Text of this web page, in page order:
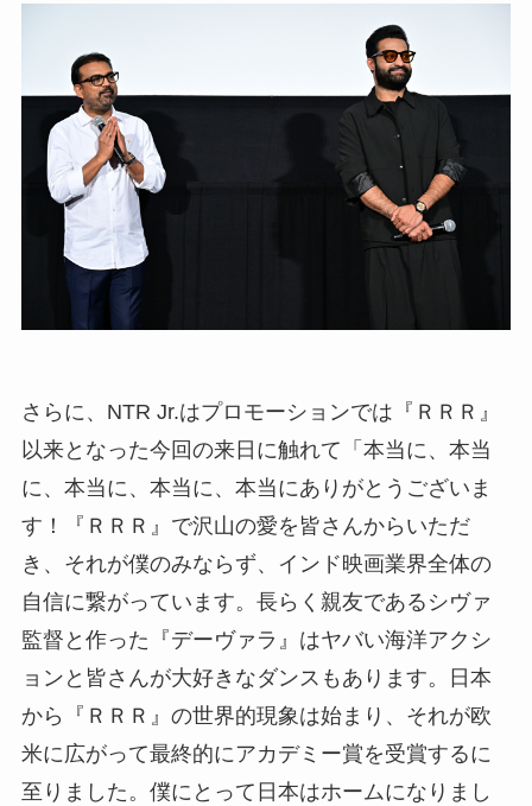
さらに、NTR Jr.はプロモーションでは『ＲＲＲ』
以来となった今回の来日に触れて「本当に、本当
に、本当に、本当に、本当にありがとうございま
す！『ＲＲＲ』で沢山の愛を皆さんからいただ
き、それが僕のみならず、インド映画業界全体の
自信に繋がっています。長らく親友であるシヴァ
監督と作った『デーヴァラ』はヤバい海洋アクシ
ョンと皆さんが大好きなダンスもあります。日本
から『ＲＲＲ』の世界的現象は始まり、それが欧
米に広がって最終的にアカデミー賞を受賞するに
至りました。僕にとって日本はホームになりまし